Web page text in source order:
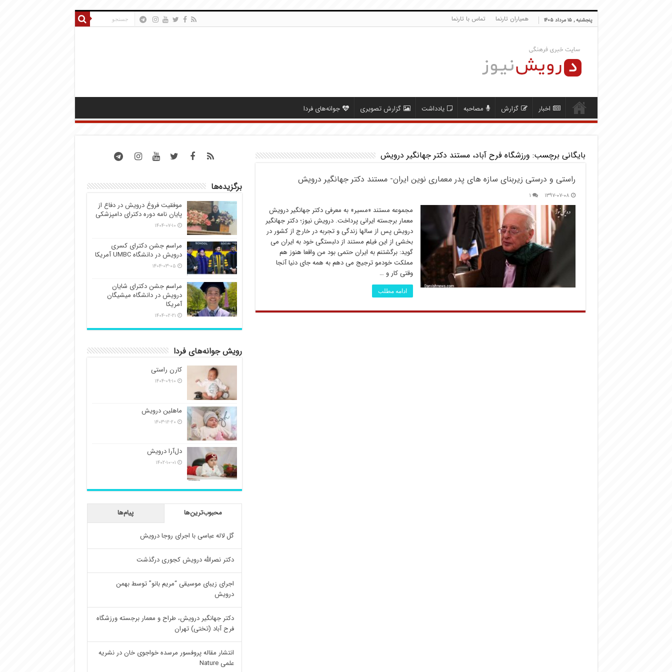
پنجشنبه , ۱۵ مرداد ۱۴۰۵ همیاران تارنما تماس با تارنما
اخبار گزارش مصاحبه یادداشت گزارش تصویری جوانه‌های فردا
بایگانی برچسب: ورزشگاه فرح آباد، مستند دکتر جهانگیر درویش
راستی و درستی زیربنای سازه های پدر معماری نوین ایران- مستند دکتر جهانگیر درویش
۱۳۹۷-۰۷-۰۸ ۱
مجموعه مستند «مسیر» به معرفی دکتر جهانگیر درویش
معمار برجسته ایرانی پرداخت. درویش نیوز؛ دکتر جهانگیر
درویش پس از سالها زندگی و تجربه در خارج از کشور در
بخشی از این فیلم مستند از دلبستگی خود به ایران می
گوید: برگشتنم به ایران حتمی بود من واقعا هنوز هم
مملکت خودمو ترجیج می دهم به همه جای دنیا آنجا
وقتی کار و …
ادامه مطلب
برگزیده‌ها
موفقیت فروغ درویش در دفاع از
پایان نامه دوره دکترای دامپزشکی
۱۴۰۴-۰۷-۱۰
مراسم جشن دکترای کسری
درویش در دانشگاه UMBC آمریکا
۱۴۰۴-۰۳-۰۵
مراسم جشن دکترای شایان
درویش در دانشگاه میشیگان
آمریکا
۱۴۰۴-۰۲-۲۱
رویش جوانه‌های فردا
کارن راستی
۱۴۰۴-۰۹-۱۰
ماهلین درویش
۱۴۰۳-۱۲-۲۰
دل‌آرا درویش
۱۴۰۲-۱۰-۰۱
محبوب‌ترین‌ها پیام‌ها
گل لاله عباسی با اجرای روجا درویش
دکتر نصرالله درویش کجوری درگذشت
اجرای زیبای موسیقی “مریم بانو” توسط بهمن
درویش
دکتر جهانگیر درویش، طراح و معمار برجسته ورزشگاه
فرح آباد (تختی) تهران
انتشار مقاله پروفسور مرسده خواجوی خان در نشریه
علمی Nature